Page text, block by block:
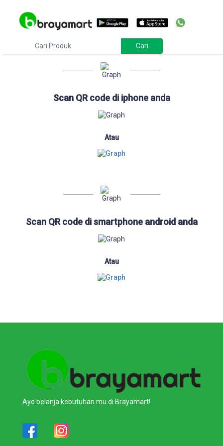
Download
Scan QR code di iphone anda
Atau
Scan QR code di smartphone android anda
Atau
Ayo belanja kebutuhan mu di Brayamart!